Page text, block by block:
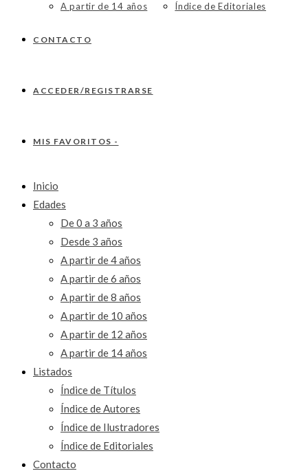
A partir de 14 años
Índice de Editoriales
CONTACTO
ACCEDER/REGISTRARSE
MIS FAVORITOS -
Inicio
Edades
De 0 a 3 años
Desde 3 años
A partir de 4 años
A partir de 6 años
A partir de 8 años
A partir de 10 años
A partir de 12 años
A partir de 14 años
Listados
Índice de Títulos
Índice de Autores
Índice de Ilustradores
Índice de Editoriales
Contacto